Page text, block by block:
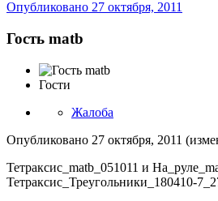
Опубликовано 27 октября, 2011
Гость matb
Гости
Жалоба
Опубликовано 27 октября, 2011
Тетраксис_matb_051011 и
Тетраксис_Треугольники_180410-